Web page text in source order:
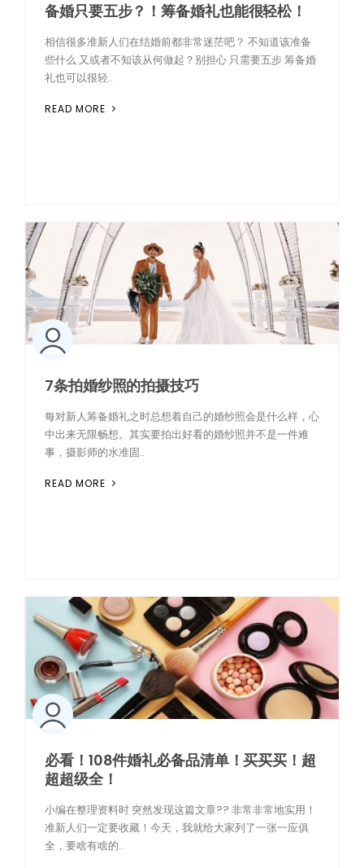
备婚只要五步？！筹备婚礼也能很轻松！
相信很多准新人们在结婚前都非常迷茫吧？ 不知道该准备
些什么 又或者不知该从何做起？别担心 只需要五步 筹备婚
礼也可以很轻..
READ MORE
7条拍婚纱照的拍摄技巧
每对新人筹备婚礼之时总想着自己的婚纱照会是什么样，心
中出来无限畅想。其实要拍出好看的婚纱照并不是一件难
事，摄影师的水准固..
READ MORE
必看！108件婚礼必备品清单！买买买！超
超超级全！
小编在整理资料时 突然发现这篇文章?? 非常非常地实用！
准新人们一定要收藏！今天，我就给大家列了一张一应俱
全，要啥有啥的..